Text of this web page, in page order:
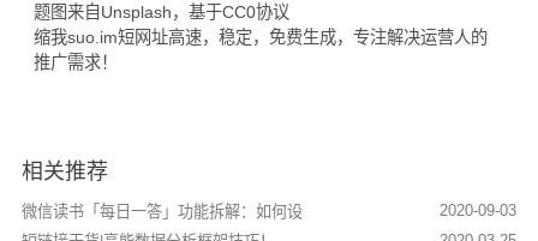
题图来自Unsplash，基于CC0协议
缩我suo.im短网址高速，稳定，免费生成，专注解决运营人的
推广需求！
相关推荐
微信读书「每日一答」功能拆解：如何设
2020-09-03